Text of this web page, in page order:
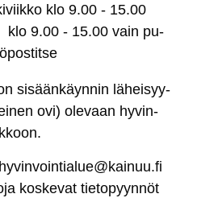
klo 9.00 - 15.00
klo 9.00 - 15.00 vain pu­
si­sään­käyn­nin lä­hei­syy­
ovi) ole­vaan hy­vin­
kos­ke­vat tie­to­pyyn­nöt